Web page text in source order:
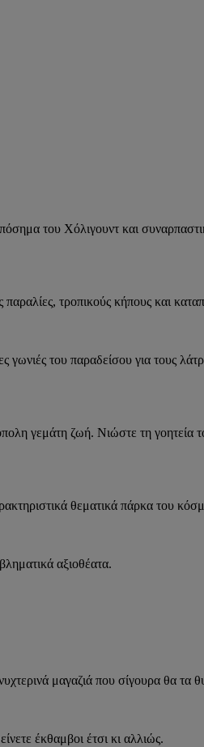
του Χόλιγουντ και
τροπικούς κήπους και
του παραδείσου για τους
γεμάτη ζωή. Νιώστε τη
θεματικά πάρκα του
αξιοθέατα.
μαγαζιά που σίγουρα θα τα
έκθαμβοι έτσι κι αλλιώς.